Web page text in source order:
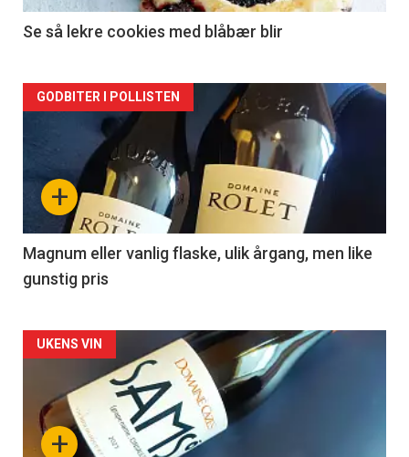
2
Se så lekre cookies med blåbær blir
Forsiden
akkurat
nå
3
+
GODBITER I POLLISTEN
Magnum eller vanlig flaske, ulik årgang, men like
gunstig pris
Forsiden
akkurat
nå+
UKENS VIN